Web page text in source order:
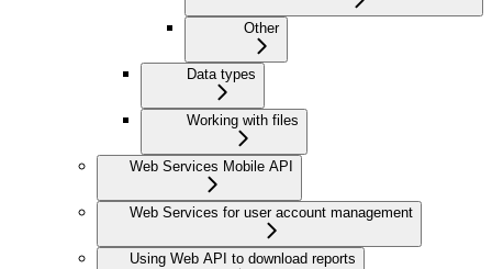
Other
Data types
Working with files
Web Services Mobile API
Web Services for user account management
Using Web API to download reports